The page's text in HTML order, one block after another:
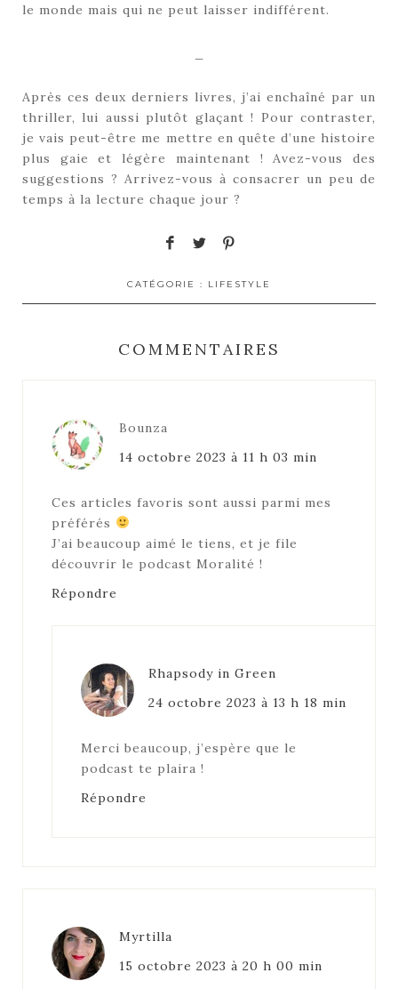
le monde mais qui ne peut laisser indifférent.
Après ces deux derniers livres, j’ai enchaîné par un
thriller, lui aussi plutôt glaçant ! Pour contraster,
je vais peut-être me mettre en quête d’une histoire
plus gaie et légère maintenant ! Avez-vous des
suggestions ? Arrivez-vous à consacrer un peu de
temps à la lecture chaque jour ?
CATÉGORIE : LIFESTYLE
COMMENTAIRES
Bounza
14 octobre 2023 à 11 h 03 min
Ces articles favoris sont aussi parmi mes
préférés
J’ai beaucoup aimé le tiens, et je file
découvrir le podcast Moralité !
Répondre
Rhapsody in Green
24 octobre 2023 à 13 h 18 min
Merci beaucoup, j’espère que le
podcast te plaira !
Répondre
Myrtilla
15 octobre 2023 à 20 h 00 min